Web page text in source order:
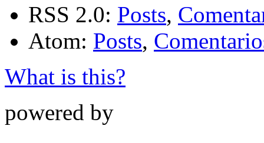
RSS 2.0: Posts,
Atom: Posts,
What is this?
powered by